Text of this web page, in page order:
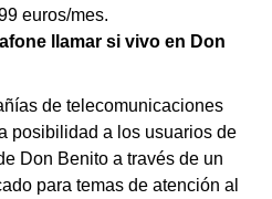
euros/mes.
llamar si vivo en Don
de telecomunicaciones
posibilidad a los usuarios de
Don Benito a través de un
para temas de atención al